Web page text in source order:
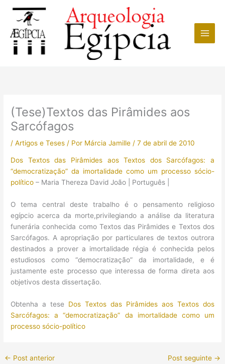
conteúdo
(Tese)Textos das Pirâmides aos
Sarcófagos
/Artigos e Teses / Por Márcia Jamille /7 de abril de 2010
Dos Textos das Pirâmides aos Textos dos Sarcófagos: a
“democratização” da imortalidade como um processo sócio-
político – Maria Thereza David João | Português |
O tema central deste trabalho é o pensamento religioso
egípcio acerca da morte,privilegiando a análise da literatura
funerária conhecida como Textos das Pirâmides e Textos dos
Sarcófagos. A apropriação por particulares de textos outrora
destinados a prover a imortalidade régia é conhecida pelos
estudiosos como “democratização” da imortalidade, e é
justamente este processo que interessa de forma direta aos
objetivos desta dissertação.
Obtenha a tese Dos Textos das Pirâmides aos Textos dos
Sarcófagos: a “democratização” da imortalidade como um
processo sócio-político
← Post anterior Post seguinte →